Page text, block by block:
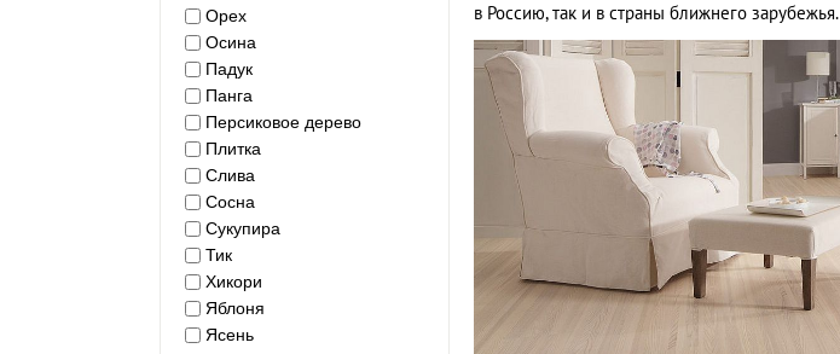
Орех
Осина
Падук
Панга
Персиковое дерево
Плитка
Слива
Сосна
Сукупира
Тик
Хикори
Яблоня
Ясень
в Россию, так и в страны ближнего зарубежья.